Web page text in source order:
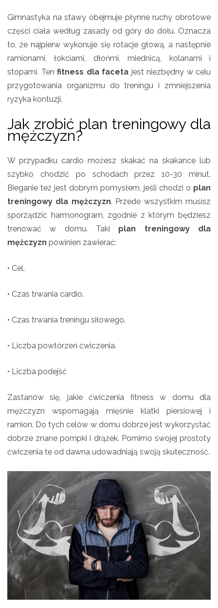
Gimnastyka na stawy obejmuje płynne ruchy obrotowe
części ciała według zasady od góry do dołu. Oznacza
to, że najpierw wykonuje się rotacje głową, a następnie
ramionami, łokciami, dłońmi, miednicą, kolanami i
stopami. Ten fitness dla faceta jest niezbędny w celu
przygotowania organizmu do treningu i zmniejszenia
ryzyka kontuzji.
Jak zrobić plan treningowy dla
mężczyzn?
W przypadku cardio możesz skakać na skakance lub
szybko chodzić po schodach przez 10-30 minut.
Bieganie też jest dobrym pomysłem, jeśli chodzi o plan
treningowy dla mężczyzn. Przede wszystkim musisz
sporządzić harmonogram, zgodnie z którym będziesz
trenować w domu. Taki plan treningowy dla
mężczyzn powinien zawierać:
• Cel.
• Czas trwania cardio.
• Czas trwania treningu siłowego.
• Liczba powtórzeń ćwiczenia.
• Liczba podejść
Zastanów się, jakie ćwiczenia fitness w domu dla
mężczyzn wspomagają mięśnie klatki piersiowej i
ramion. Do tych celów w domu dobrze jest wykorzystać
dobrze znane pompki i drążek. Pomimo swojej prostoty
ćwiczenia te od dawna udowadniają swoją skuteczność.